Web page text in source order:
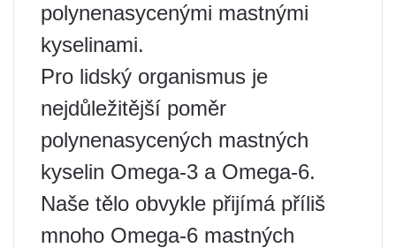
polynenasycenými mastnými
kyselinami.
Pro lidský organismus je
nejdůležitější poměr
polynenasycených mastných
kyselin Omega-3 a Omega-6.
Naše tělo obvykle přijímá příliš
mnoho Omega-6 mastných